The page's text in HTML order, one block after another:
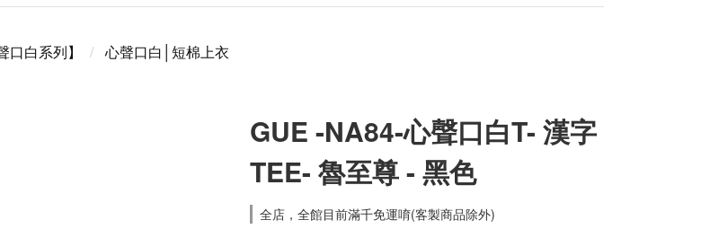
口白系列】 心聲口白│短棉上衣
GUE -NA84-心聲口白T- 漢字
TEE- 魯至尊 - 黑色
全店，全館目前滿千免運唷(客製商品除外)